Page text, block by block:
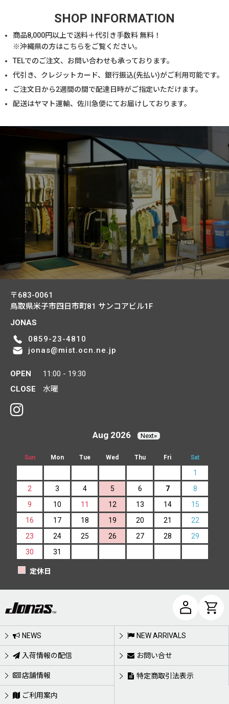
SHOP INFORMATION
商品8,000円以上で送料＋代引き手数料 無料！
※沖縄県の方はこちらをご覧ください。
TELでのご注文、お問い合わせも承っております。
代引き、クレジットカード、銀行振込(先払い)がご利用可能です。
ご注文日から2週間の間で配達日時がご指定いただけます。
配送はヤマト運輸、佐川急便にてお届けしております。
〒683-0061
鳥取県米子市四日市町81 サンコアビル1F
JONAS
0859-23-4810
jonas@mist.ocn.ne.jp
OPEN
11:00 - 19:30
CLOSE
水曜
Aug 2026 Next»
Sun Mon Tue Wed Thu Fri Sat
1
2
3 4 5 6 7
8
9
10 11 12 13 14
15
16
17 18 19 20 21
22
23
24 25 26 27 28
29
30
31
定休日
NEWS NEW ARRIVALS
入荷情報の配信 お問い合せ
店舗情報 特定商取引法表示
ご利用案内